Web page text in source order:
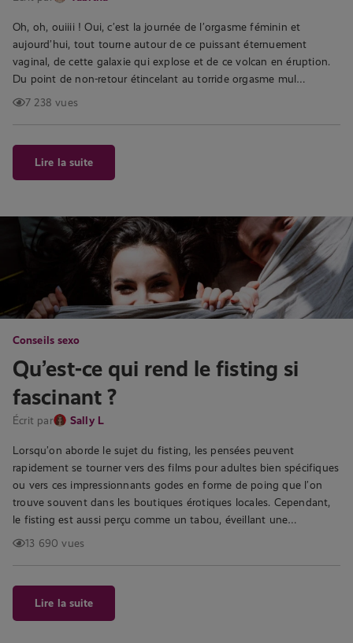
Oh, oh, ouiiii ! Oui, c’est la journée de l’orgasme féminin et
aujourd’hui, tout tourne autour de ce puissant éternuement
vaginal, de cette galaxie qui explose et de ce volcan en éruption.
Du point de non-retour étincelant au torride orgasme mul…
7 238 vues
Lire la suite
Conseils sexo
Qu’est-ce qui rend le fisting si
fascinant ?
Écrit par Sally L
Lorsqu’on aborde le sujet du fisting, les pensées peuvent
rapidement se tourner vers des films pour adultes bien spécifiques
ou vers ces impressionnants godes en forme de poing que l’on
trouve souvent dans les boutiques érotiques locales. Cependant,
le fisting est aussi perçu comme un tabou, éveillant une…
13 690 vues
Lire la suite